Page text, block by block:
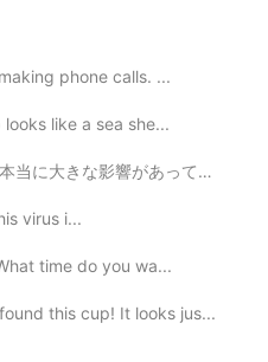
す。 貴重な意見、あ
はおいしかったです
2020.07.02 08:30
2020.07.02 08:20
phone calls. ...
like a sea she...
日はこれ作ってそれを見せたかった☺️ ...
virus i...
time do you wa...
this cup! It looks jus...